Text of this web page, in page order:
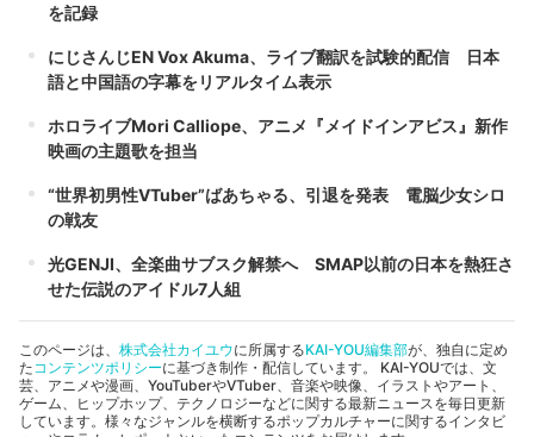
を記録
にじさんじEN Vox Akuma、ライブ翻訳を試験的配信 日本
語と中国語の字幕をリアルタイム表示
ホロライブMori Calliope、アニメ『メイドインアビス』新作
映画の主題歌を担当
“世界初男性VTuber”ばあちゃる、引退を発表 電脳少女シロ
の戦友
光GENJI、全楽曲サブスク解禁へ SMAP以前の日本を熱狂さ
せた伝説のアイドル7人組
このページは、 株式会社カイユウに所属するKAI-YOU編集部が、独自に定め
た コンテンツポリシーに基づき制作・配信しています。 KAI-YOUでは、文
芸、アニメや漫画、YouTuberやVTuber、音楽や映像、イラストやアート、
ゲーム、ヒップホップ、テクノロジーなどに関する最新ニュースを毎日更新
しています。様々なジャンルを横断するポップカルチャーに関するインタビ